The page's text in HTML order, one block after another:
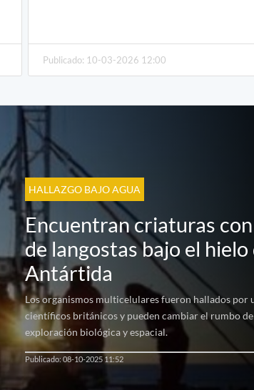
Publicado: 10-03-2026 12:00
HALLAZGO BAJO AGUA
Encuentran criaturas
de langostas bajo el hielo
Antártida
Los organismos multicelulares fueron hallados por
científicos británicos y pueden cambiar el rumbo
exploración biológica y espacial.
Publicado: 08-10-2025 11:52